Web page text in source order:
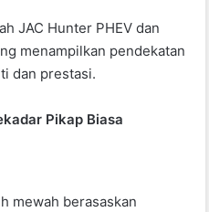
JAC Hunter PHEV dan
menampilkan pendekatan
dan prestasi.
Pikap Biasa
mewah berasaskan